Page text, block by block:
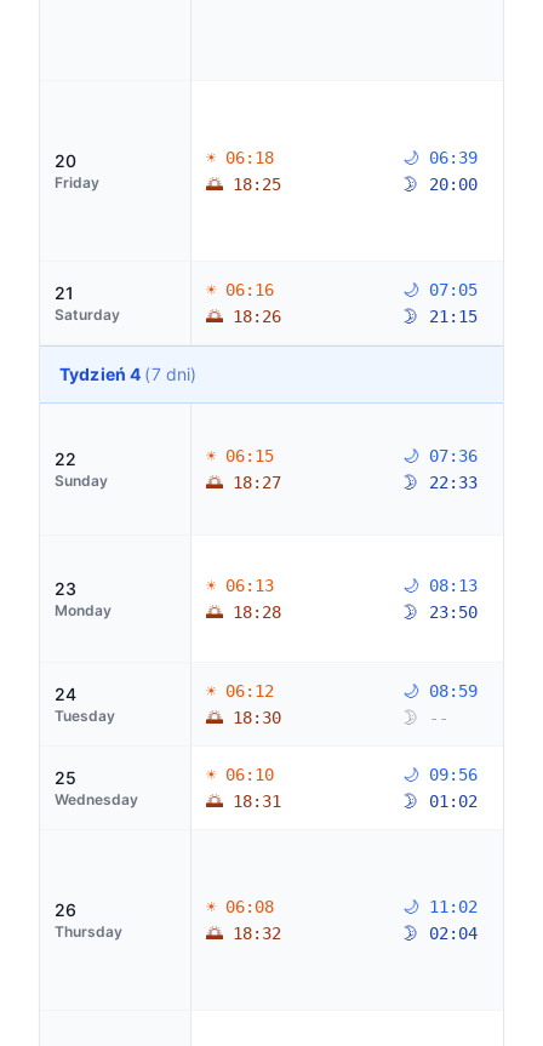
20
Friday
☀ 06:18
🌅 18:25
🌙 06:39
🌛 20:00
21
Saturday
☀ 06:16
🌅 18:26
🌙 07:05
🌛 21:15
Tydzień 4 (7 dni)
22
Sunday
☀ 06:15
🌅 18:27
🌙 07:36
🌛 22:33
23
Monday
☀ 06:13
🌅 18:28
🌙 08:13
🌛 23:50
24
Tuesday
☀ 06:12
🌅 18:30
🌙 08:59
🌛 --
25
Wednesday
☀ 06:10
🌅 18:31
🌙 09:56
🌛 01:02
26
Thursday
☀ 06:08
🌅 18:32
🌙 11:02
🌛 02:04